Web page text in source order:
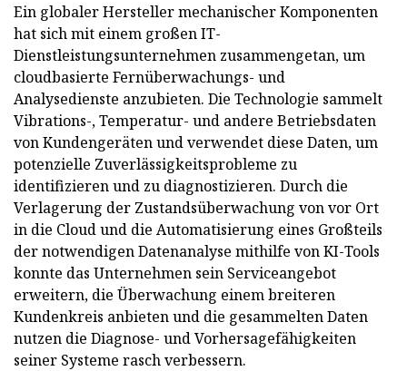
Ein globaler Hersteller mechanischer Komponenten
hat sich mit einem großen IT-
Dienstleistungsunternehmen zusammengetan, um
cloudbasierte Fernüberwachungs- und
Analysedienste anzubieten. Die Technologie sammelt
Vibrations-, Temperatur- und andere Betriebsdaten
von Kundengeräten und verwendet diese Daten, um
potenzielle Zuverlässigkeitsprobleme zu
identifizieren und zu diagnostizieren. Durch die
Verlagerung der Zustandsüberwachung von vor Ort
in die Cloud und die Automatisierung eines Großteils
der notwendigen Datenanalyse mithilfe von KI-Tools
konnte das Unternehmen sein Serviceangebot
erweitern, die Überwachung einem breiteren
Kundenkreis anbieten und die gesammelten Daten
nutzen die Diagnose- und Vorhersagefähigkeiten
seiner Systeme rasch verbessern.